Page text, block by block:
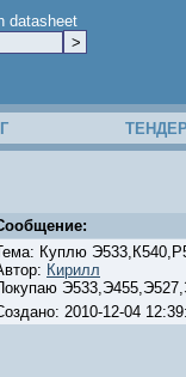
datasheet
Куплю
Кирилл
2010-12-04